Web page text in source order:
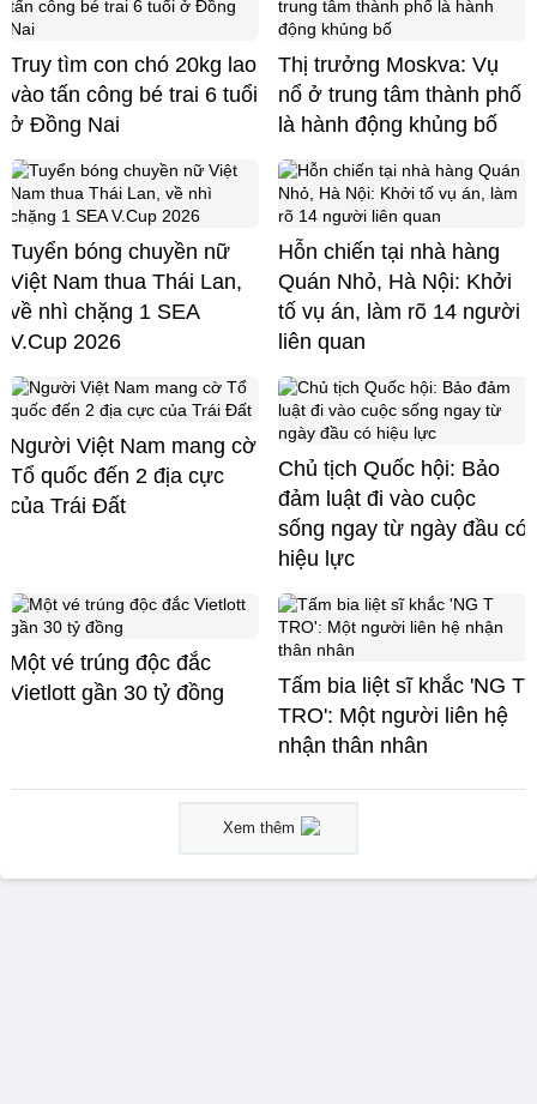
Truy tìm con chó 20kg lao
vào tấn công bé trai 6 tuổi
ở Đồng Nai
Thị trưởng Moskva: Vụ
nổ ở trung tâm thành phố
là hành động khủng bố
Tuyển bóng chuyền nữ
Việt Nam thua Thái Lan,
về nhì chặng 1 SEA
V.Cup 2026
Hỗn chiến tại nhà hàng
Quán Nhỏ, Hà Nội: Khởi
tố vụ án, làm rõ 14 người
liên quan
Người Việt Nam mang cờ
Tổ quốc đến 2 địa cực
của Trái Đất
Chủ tịch Quốc hội: Bảo
đảm luật đi vào cuộc
sống ngay từ ngày đầu có
hiệu lực
Một vé trúng độc đắc
Vietlott gần 30 tỷ đồng
Tấm bia liệt sĩ khắc 'NG T
TRO': Một người liên hệ
nhận thân nhân
Xem thêm